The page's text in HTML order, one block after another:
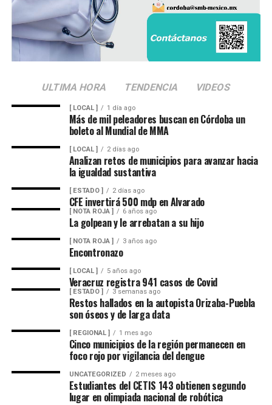
ULTIMA HORA TENDENCIA VIDEOS
[ LOCAL ] 1 día ago
Más de mil peleadores buscan en Córdoba un
boleto al Mundial de MMA
[ LOCAL ] 2 días ago
Analizan retos de municipios para avanzar hacia
la igualdad sustantiva
[ ESTADO ] 2 días ago
CFE invertirá 500 mdp en Alvarado
[ NOTA ROJA ] 6 años ago
La golpean y le arrebatan a su hijo
[ NOTA ROJA ] 3 años ago
Encontronazo
[ LOCAL ] 5 años ago
Veracruz registra 941 casos de Covid
[ ESTADO ] 3 semanas ago
Restos hallados en la autopista Orizaba-Puebla
son óseos y de larga data
[ REGIONAL ] 1 mes ago
Cinco municipios de la región permanecen en
foco rojo por vigilancia del dengue
UNCATEGORIZED 2 meses ago
Estudiantes del CETIS 143 obtienen segundo
lugar en olimpiada nacional de robótica